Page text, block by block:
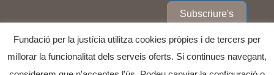
Subscriure's
Fundació per la justícia utilitza cookies pròpies i de tercers per
millorar la funcionalitat dels serveis oferts. Si continues navegant,